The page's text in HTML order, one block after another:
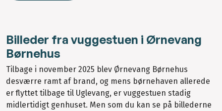
Billeder fra vuggestuen i Ørnevang
Børnehus
Tilbage i november 2025 blev Ørnevang Børnehus
desværre ramt af brand, og mens børnehaven allerede
er flyttet tilbage til Uglevang, er vuggestuen stadig
midlertidigt genhuset. Men som du kan se på billederne